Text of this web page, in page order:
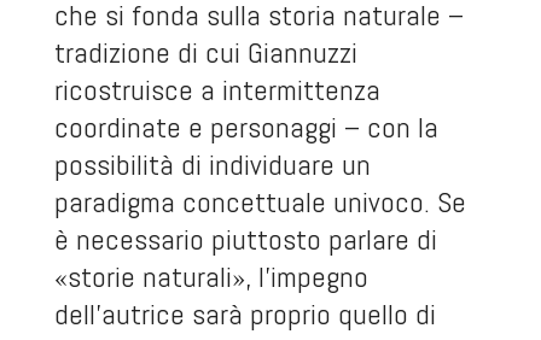
che si fonda sulla storia naturale –
tradizione di cui Giannuzzi
ricostruisce a intermittenza
coordinate e personaggi – con la
possibilità di individuare un
paradigma concettuale univoco. Se
è necessario piuttosto parlare di
«storie naturali», l’impegno
dell’autrice sarà proprio quello di